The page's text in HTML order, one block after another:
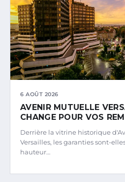
6 AOÛT 2026
AVENIR MUTUELLE
CHANGE POUR VOS
Derrière la vitrine historique
Versailles, les garanties sont-
hauteur…